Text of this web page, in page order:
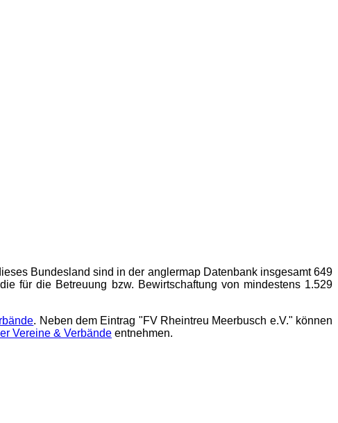
Bundesland sind in der anglermapDatenbank insgesamt 649
für die Betreuung bzw. Bewirtschaftung von mindestens 1.529
. Neben dem Eintrag "FV Rheintreu Meerbusch e.V." können
Vereine & Verbände entnehmen.